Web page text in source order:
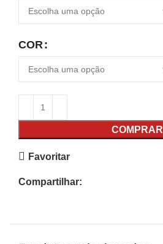
COR
COMPRAR
Favoritar
Compartilhar: